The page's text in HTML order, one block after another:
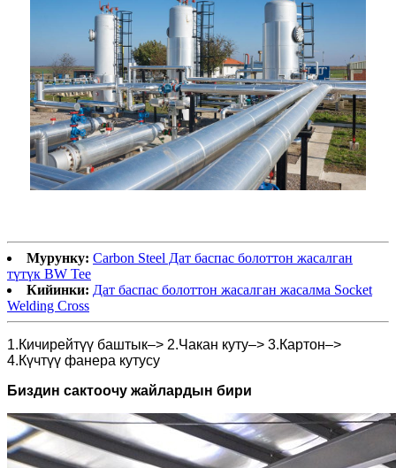
Мурунку: Carbon Steel Дат баспас болоттон жасалган
түтүк BW Tee
Кийинки: Дат баспас болоттон жасалган жасалма Socket
Welding Cross
1.Кичирейтүү баштык–> 2.Чакан куту–> 3.Картон–>
4.Күчтүү фанера кутусу
Биздин сактоочу жайлардын бири